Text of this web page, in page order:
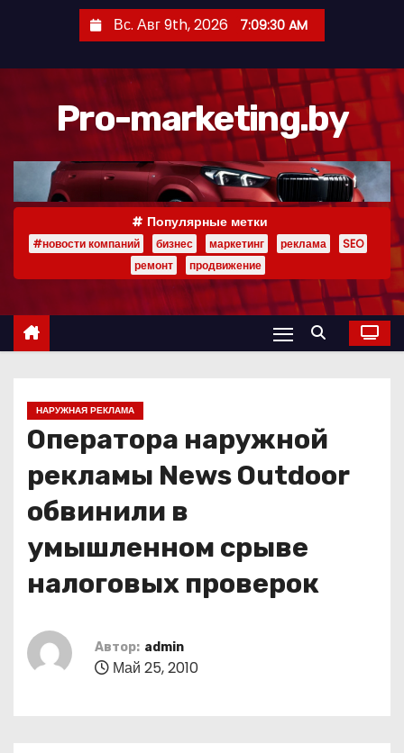
р
Вс. Авг 9th, 2026 7:09:31 AM
Pro-marketing.by
Популярные метки
#новости компаний бизнес маркетинг реклама
SEO
ремонт
продвижение
НАРУЖНАЯ РЕКЛАМА
Оператора наружной
рекламы News Outdoor
обвинили в
умышленном срыве
налоговых проверок
Автор: admin
Май 25, 2010